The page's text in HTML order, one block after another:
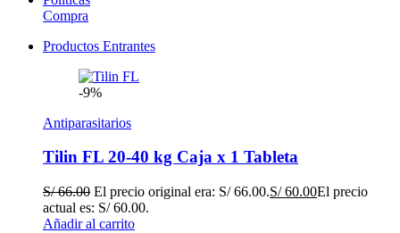
Compra
Productos Entrantes
-9%
Antiparasitarios
Tilin FL 20-40 kg Caja x 1 Tableta
S/66.00 El precio original era: S/ 66.00.S/60.00El precio
actual es: S/ 60.00.
Añadir al carrito